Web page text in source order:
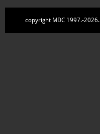
copyright MDC 1997.-2026.